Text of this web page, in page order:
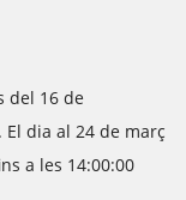
del 16 de
dia al 24 de març
a les 14:00:00